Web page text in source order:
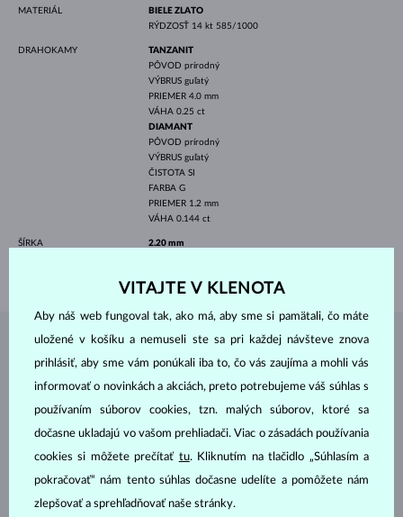
MATERIÁL
BIELE ZLATO
RÝDZOSŤ 14 kt 585/1000
DRAHOKAMY
TANZANIT
PÔVOD prírodný
VÝBRUS guľatý
PRIEMER 4.0 mm
VÁHA 0.25 ct
DIAMANT
PÔVOD prírodný
VÝBRUS guľatý
ČISTOTA SI
FARBA G
PRIEMER 1.2 mm
VÁHA 0.144 ct
ŠÍRKA 2.20 mm
ATELIÉRU KLENOTA
VITAJTE V KLENOTA
Aby náš web fungoval tak, ako má, aby sme si pamätali, čo máte
uložené v košíku a nemuseli ste sa pri každej návšteve znova
prihlásiť, aby sme vám ponúkali iba to, čo vás zaujíma a mohli vás
informovať o novinkách a akciách, preto potrebujeme váš súhlas s
používaním súborov cookies, tzn. malých súborov, ktoré sa
dočasne ukladajú vo vašom prehliadači. Viac o zásadách používania
cookies si môžete prečítať tu. Kliknutím na tlačidlo „Súhlasím a
pokračovať“ nám tento súhlas dočasne udelíte a pomôžete nám
zlepšovať a sprehľadňovať naše stránky.